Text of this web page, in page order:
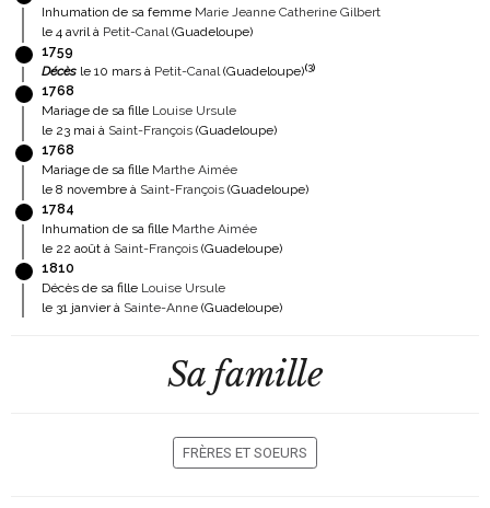
Inhumation de sa femme Marie Jeanne Catherine Gilbert
le 4 avril à Petit-Canal(Guadeloupe)
1759
Décès le 10 mars à Petit-Canal(Guadeloupe)(3)
1768
Mariage de sa fille Louise Ursule
le 23 mai à Saint-François (Guadeloupe)
1768
Mariage de sa fille Marthe Aimée
le 8 novembre à Saint-François (Guadeloupe)
1784
Inhumation de sa fille Marthe Aimée
le 22 août à Saint-François (Guadeloupe)
1810
Décès de sa fille Louise Ursule
le 31 janvier à Sainte-Anne (Guadeloupe)
Sa famille
FRÈRES ET SOEURS